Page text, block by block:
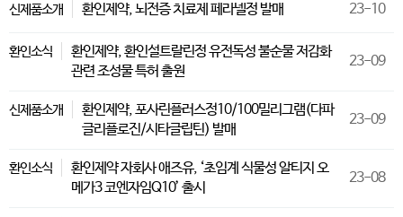
신제품소개 환인제약, 뇌전증 치료제 페라넬정 발매 23-10
환인소식
환인제약, 환인설트랄린정 유전독성 불순물 저감화
관련 조성물 특허 출원
23-09
신제품소개
환인제약, 포사린플러스정10/100밀리그램(다파
글리플로진/시타글립틴) 발매
23-09
환인소식
환인제약 자회사 애즈유, ‘초임계 식물성 알티지 오
메가3 코엔자임Q10’ 출시
23-08